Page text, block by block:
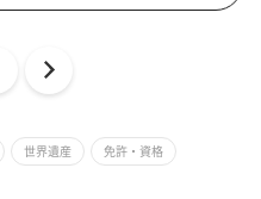
世界遺産 免許・資格